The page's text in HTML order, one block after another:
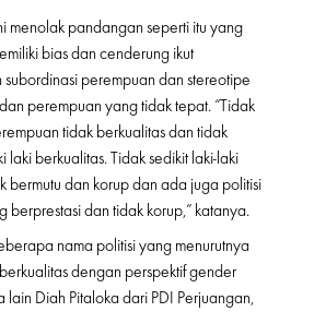
menolak pandangan seperti itu yang
bias dan cenderung ikut
perempuan dan stereotipe
perempuan yang tidak tepat. “Tidak
tidak berkualitas dan tidak
laki berkualitas. Tidak sedikit laki-laki
bermutu dan korup dan ada juga politisi
berprestasi dan tidak korup,” katanya.
nama politisi yang menurutnya
dengan perspektif gender
lain Diah Pitaloka dari PDI Perjuangan,